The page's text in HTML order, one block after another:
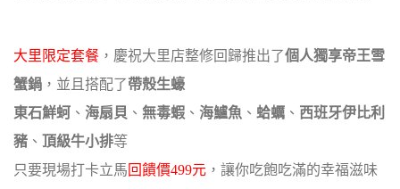
大里限定套餐 ，慶祝大里店整修回歸推出了個人獨享帝王雪
蟹鍋 ，並且搭配了帶殼生蠔
東石鮮蚵 、 海扇貝 、 無毒蝦 、 海鱸魚 、 蛤蠣 、 西班牙伊比利
豬 、 頂級牛小排等
只要現場打卡立馬回饋價499元 ，讓你吃飽吃滿的幸福滋味